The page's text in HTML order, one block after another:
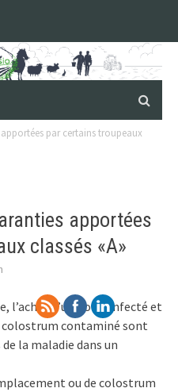
par certains troupeaux
apportées
classés «A»
l’achat d’un bovin infecté et
colostrum contaminé sont
la maladie dans un
ou de colostrum